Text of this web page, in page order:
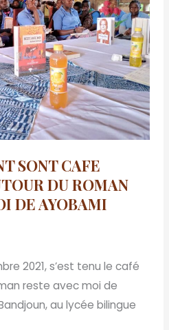
SONT CAFE
DU ROMAN
DE AYOBAMI
2021, s’est tenu le café
reste avec moi de
au lycée bilingue